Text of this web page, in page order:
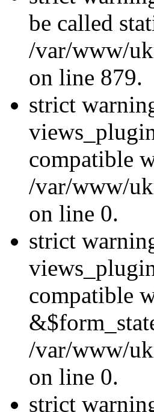
be called
/var/www/
on line 879.
strict
compatible
/var/www/
on line 0.
strict
compatible
/var/www/
on line 0.
strict